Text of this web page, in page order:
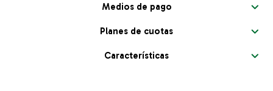
Medios de pago
Planes de cuotas
Características